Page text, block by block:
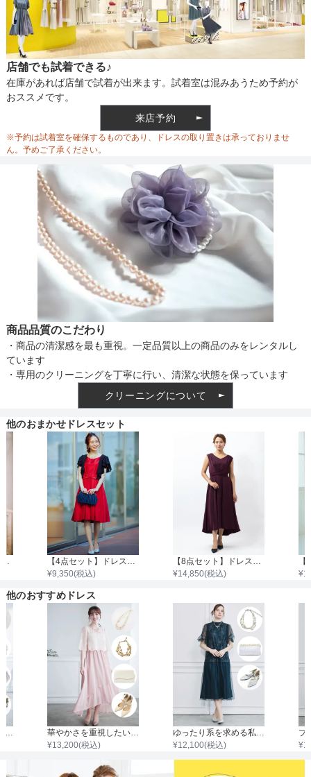
店舗でも試着できる♪
在庫があれば店舗で試着が出来ます。試着室は混みあうため予約が
おススメです。
来店予約
※予約は試着室を確保するものであり、ドレスの取り置きは承っておりませ
ん。予めご了承ください。
商品品質のこだわり
・商品の清潔感を最も重視。一定品質以上の商品のみをレンタルし
ています
・専用のクリーニングを丁寧に行い、清潔な状態を保っています
クリーニングについて
他のおまかせドレスセット
【4点セット】ドレス＆羽織・バック・イヤリング
【4点セット】ドレス＆羽織・バック・ネックレス
¥9,350(税込)
【8点セット】ドレス＋小物7点
¥14,850(税込) ¥
他のおすすめドレス
着やせしたい私はこれ♡（ストレート）
華やかさを重視したい私はこれ♡（イエベ春）
¥13,200(税込)
ゆったり系を求める私はこれ♡（ナチュラル）
¥12,100(税込) ¥